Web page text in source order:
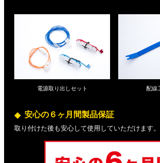
電源取り出しセット 配線
安心の６ヶ月間製品保証
取り付けた後も安心して使用していただけます。